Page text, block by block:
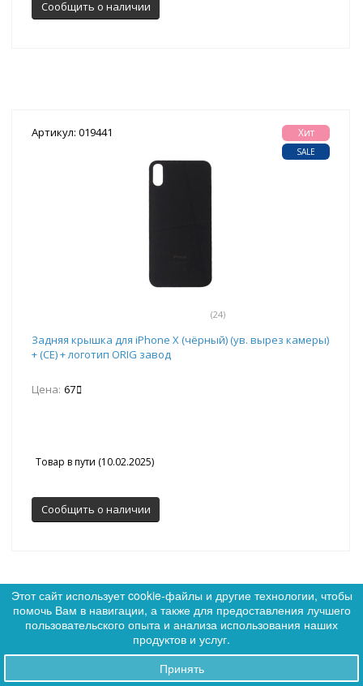
0
Сообщить о наличии
Артикул: 019441
(24)
Хит
SALE
Задняя крышка для iPhone X (чёрный) (ув. вырез камеры)
+ (СЕ) + логотип ORIG завод
Цена: 67
Товар в пути (10.02.2025)
Сообщить о наличии
Новинка
Этот сайт использует cookie-файлы и другие технологии, чтобы
помочь Вам в навигации, а также для предоставления лучшего
пользовательского опыта и анализа использования наших
продуктов и услуг.
Принять